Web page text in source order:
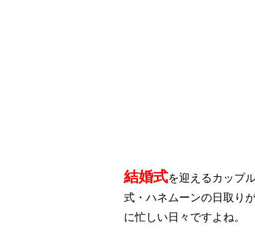
結婚式を迎えるカップ
式・ハネムーンの日取り
に忙しい日々ですよね。